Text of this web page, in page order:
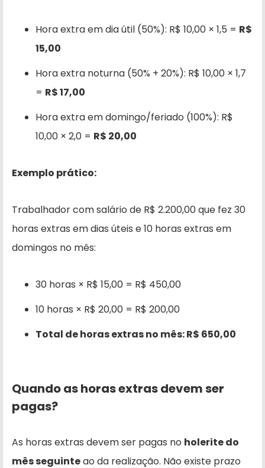
Hora extra em dia útil (50%): R$ 10,00 × 1,5 = R$
15,00
Hora extra noturna (50% + 20%): R$ 10,00 × 1,7
= R$ 17,00
Hora extra em domingo/feriado (100%): R$
10,00 × 2,0 = R$ 20,00
Exemplo prático:
Trabalhador com salário de R$ 2.200,00 que fez 30
horas extras em dias úteis e 10 horas extras em
domingos no mês:
30 horas × R$ 15,00 = R$ 450,00
10 horas × R$ 20,00 = R$ 200,00
Total de horas extras no mês: R$ 650,00
Quando as horas extras devem ser
pagas?
As horas extras devem ser pagas no holerite do
mês seguinteao da realização. Não existe prazo